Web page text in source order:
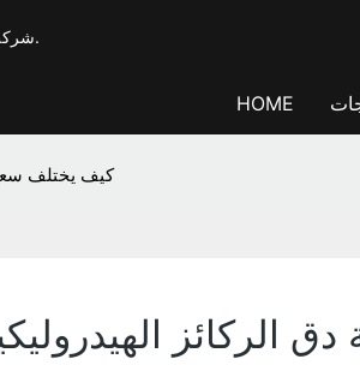
شركة T-works، شركة تصنيع محترفة لآلات الحفر والتدعيم بخبرة تزيد عن 20 عامًا.
HOME
كيف يختلف سعر
الركائز